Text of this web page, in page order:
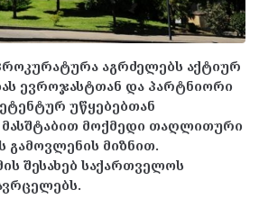
აგრძელებს აქტიურ
ევროჯასტთან და პარტნიორი
უწყებებთან
მოქმედი თაღლითური
გამოვლენის მიზნით.
შესახებ საქართველოს